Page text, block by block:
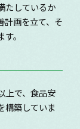
たしているか
計画を立て、そ
。
上で、食品安
構築していま